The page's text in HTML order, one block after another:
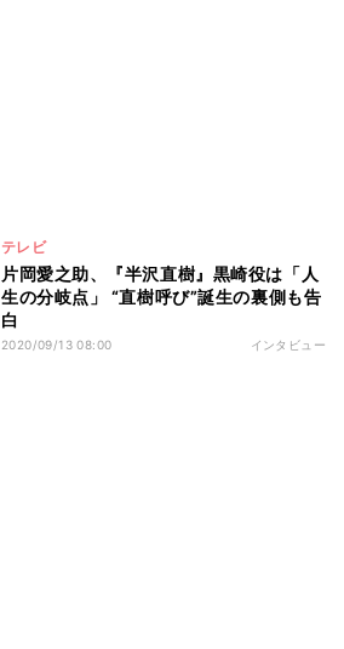
テレビ
片岡愛之助、『半沢直樹』黒崎役は「人
生の分岐点」 “直樹呼び”誕生の裏側も告
白
2020/09/13 08:00 インタビュー